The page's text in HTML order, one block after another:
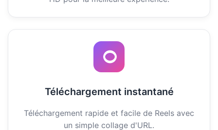
Téléchargement instantané
Téléchargement rapide et facile de Reels avec
un simple collage d'URL.